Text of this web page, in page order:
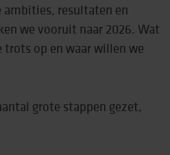
ambities, resultaten en
we vooruit naar 2026. Wat
trots op en waar willen we
grote stappen gezet,